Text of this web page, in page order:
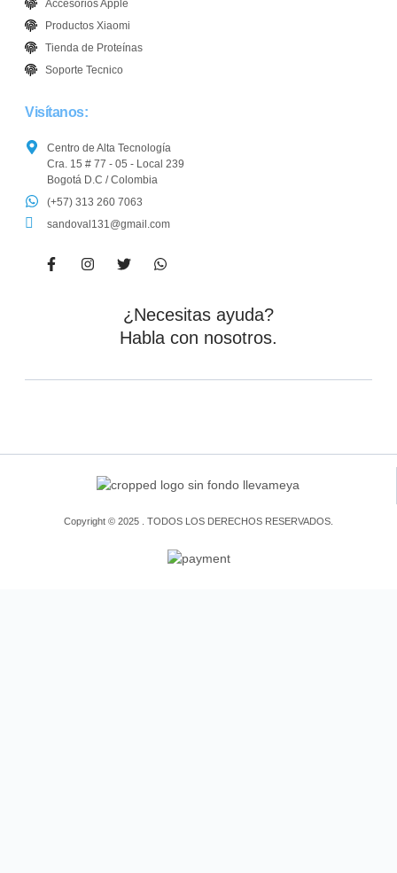
Accesorios Apple
Productos Xiaomi
Tienda de Proteínas
Soporte Tecnico
Visítanos:
Centro de Alta Tecnología
Cra. 15 # 77 - 05 - Local 239
Bogotá D.C / Colombia
(+57) 313 260 7063
sandoval131@gmail.com
¿Necesitas ayuda?
Habla con nosotros.
Copyright © 2025 . TODOS LOS DERECHOS RESERVADOS.